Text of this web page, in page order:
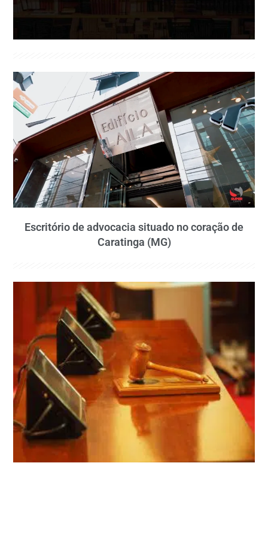
Escritório de advocacia situado no coração de
Caratinga (MG)